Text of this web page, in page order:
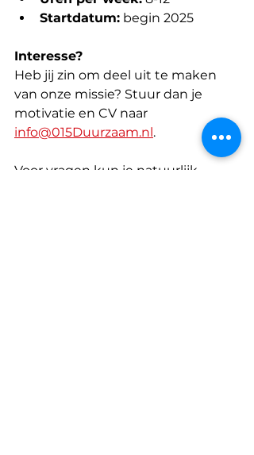
Startdatum: begin 2025
Interesse?
Heb jij zin om deel uit te maken
van onze missie? Stuur dan je
motivatie en CV naar
info@015Duurzaam.nl.
Voor vragen kun je natuurlijk